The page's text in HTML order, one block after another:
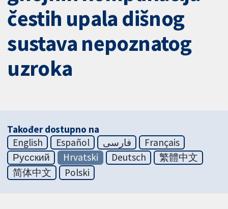
čestih upala dišnog
sustava nepoznatog
uzroka
Također dostupno na
English
Español فارسی
Français
Русский
Hrvatski Deutsch
繁體中文
简体中文
Polski